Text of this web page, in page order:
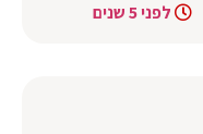
לפני 5 שנים